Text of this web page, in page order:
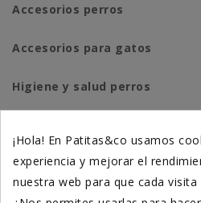
Accesorios perros
Accesorios para gatos
Higiene y salud perros
Suplementación natural
¡Hola! En Patitas&co usamos
experiencia y mejorar el
nuestra web para que cada